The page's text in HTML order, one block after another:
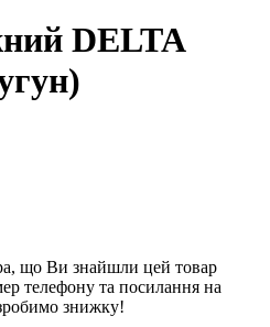
DELTA
що Ви знайшли цей товар
телефону та посилання на
знижку!